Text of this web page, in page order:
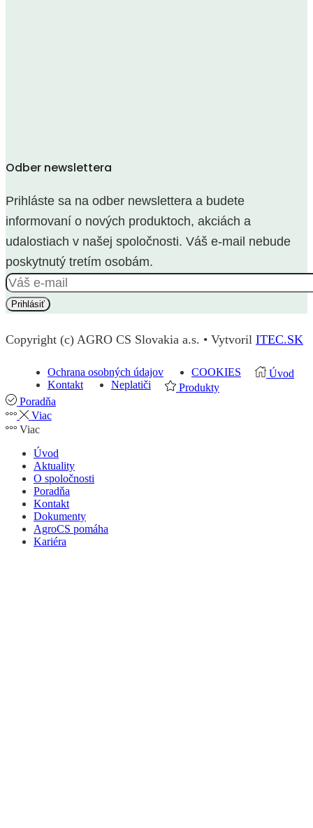
Odber newslettera
Prihláste sa na odber newslettera a budete
informovaní o nových produktoch, akciách a
udalostiach v našej spoločnosti. Váš e-mail nebude
poskytnutý tretím osobám.
Copyright (c) AGRO CS Slovakia a.s. • Vytvoril ITEC.SK
Ochrana osobných údajov
COOKIES
Kontakt
Neplatiči
Úvod
Produkty
Poradňa
Viac
Viac
Úvod
Aktuality
O spoločnosti
Poradňa
Kontakt
Dokumenty
AgroCS pomáha
Kariéra